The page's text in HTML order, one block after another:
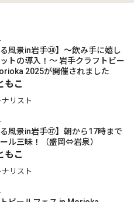
る風景in岩手㊳】～飲み手に嬉し
トの導入！～ 岩手クラフトビー
2025が開催されました
もこ
ナリスト
る風景in岩手㊲】朝から17時まで
ル三昧！（盛岡⇔岩泉）
もこ
ナリスト